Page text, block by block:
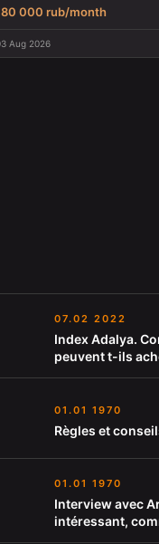
000 rub/month
Aug 2026
07.02 2022
Index Adalya.
peuvent t-ils
01.01 1970
Règles et
01.01 1970
Interview avec
intéressant,